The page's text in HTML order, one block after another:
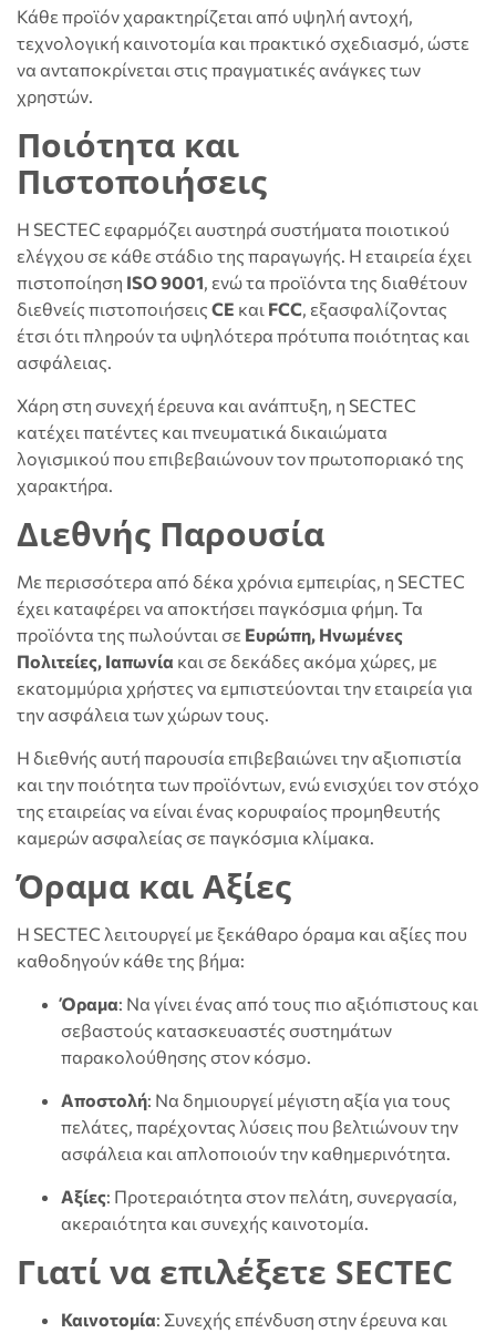
Κάθε προϊόν χαρακτηρίζεται από υψηλή αντοχή,
τεχνολογική καινοτομία και πρακτικό σχεδιασμό, ώστε
να ανταποκρίνεται στις πραγματικές ανάγκες των
χρηστών.
Ποιότητα και
Πιστοποιήσεις
Η SECTEC εφαρμόζει αυστηρά συστήματα ποιοτικού
ελέγχου σε κάθε στάδιο της παραγωγής. Η εταιρεία έχει
πιστοποίηση ISO 9001 , ενώ τα προϊόντα της διαθέτουν
διεθνείς πιστοποιήσεις CE και FCC , εξασφαλίζοντας
έτσι ότι πληρούν τα υψηλότερα πρότυπα ποιότητας και
ασφάλειας.
Χάρη στη συνεχή έρευνα και ανάπτυξη, η SECTEC
κατέχει πατέντες και πνευματικά δικαιώματα
λογισμικού που επιβεβαιώνουν τον πρωτοποριακό της
χαρακτήρα.
Διεθνής Παρουσία
Με περισσότερα από δέκα χρόνια εμπειρίας, η SECTEC
έχει καταφέρει να αποκτήσει παγκόσμια φήμη. Τα
προϊόντα της πωλούνται σε Ευρώπη, Ηνωμένες
Πολιτείες, Ιαπωνία και σε δεκάδες ακόμα χώρες, με
εκατομμύρια χρήστες να εμπιστεύονται την εταιρεία για
την ασφάλεια των χώρων τους.
Η διεθνής αυτή παρουσία επιβεβαιώνει την αξιοπιστία
και την ποιότητα των προϊόντων, ενώ ενισχύει τον στόχο
της εταιρείας να είναι ένας κορυφαίος προμηθευτής
καμερών ασφαλείας σε παγκόσμια κλίμακα.
Όραμα και Αξίες
Η SECTEC λειτουργεί με ξεκάθαρο όραμα και αξίες που
καθοδηγούν κάθε της βήμα:
Όραμα: Να γίνει ένας από τους πιο αξιόπιστους και
σεβαστούς κατασκευαστές συστημάτων
παρακολούθησης στον κόσμο.
Αποστολή: Να δημιουργεί μέγιστη αξία για τους
πελάτες, παρέχοντας λύσεις που βελτιώνουν την
ασφάλεια και απλοποιούν την καθημερινότητα.
Αξίες: Προτεραιότητα στον πελάτη, συνεργασία,
ακεραιότητα και συνεχής καινοτομία.
Γιατί να επιλέξετε SECTEC
Καινοτομία: Συνεχής επένδυση στην έρευνα και